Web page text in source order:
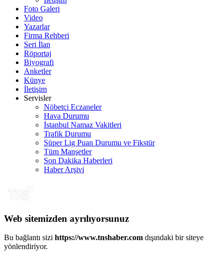
Foto Galeri
Video
Yazarlar
Firma Rehberi
Seri İlan
Röportaj
Biyografi
Anketler
Künye
İletişim
Servisler
Nöbetçi Eczaneler
Hava Durumu
İstanbul Namaz Vakitleri
Trafik Durumu
Süper Lig Puan Durumu ve Fikstür
Tüm Manşetler
Son Dakika Haberleri
Haber Arşivi
Web sitemizden ayrılıyorsunuz
Bu bağlantı sizi https://www.tnshaber.com dışındaki bir siteye
yönlendiriyor.